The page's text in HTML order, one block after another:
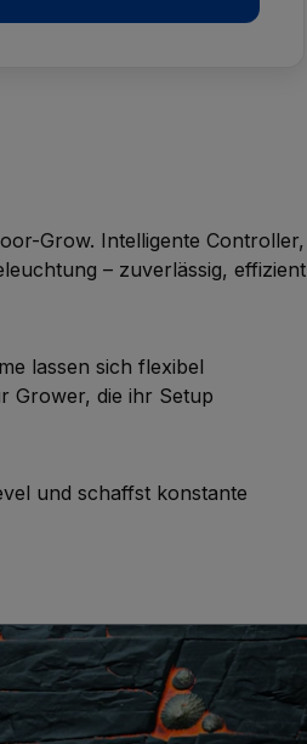
Grow. Intelligente Controller,
– zuverlässig, effizient
lassen sich flexibel
Grower, die ihr Setup
und schaffst konstante